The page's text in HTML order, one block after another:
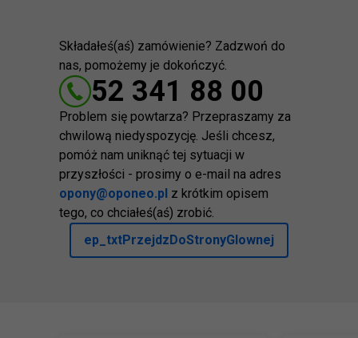
Składałeś(aś) zamówienie? Zadzwoń do
nas, pomożemy je dokończyć.
52 341 88 00
Problem się powtarza? Przepraszamy za
chwilową niedyspozycję. Jeśli chcesz,
pomóż nam uniknąć tej sytuacji w
przyszłości - prosimy o e-mail na adres
opony@oponeo.pl z krótkim opisem
tego, co chciałeś(aś) zrobić.
ep_txtPrzejdzDoStronyGlownej